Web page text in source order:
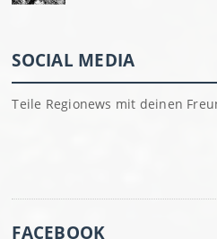
SOCIAL MEDIA
Teile Regionews mit deinen
FACEBOOK